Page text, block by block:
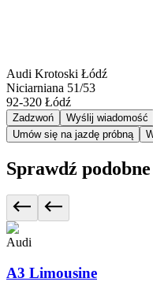
Audi Krotoski Łódź
Niciarniana 51/53
92-320 Łódź
Zadzwoń
Wyślij wiadomość
Umów się na jazdę próbną
Sprawdź
Audi
A3 Limousine